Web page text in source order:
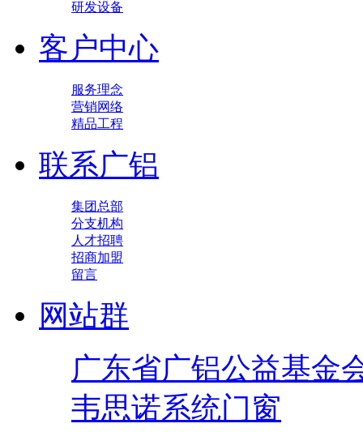
研发设备
客户中心
服务理念
营销网络
精品工程
联系广铝
集团总部
分支机构
人才招聘
招商加盟
留言
网站群
广东省广铝公益基金
韦思诺系统门窗